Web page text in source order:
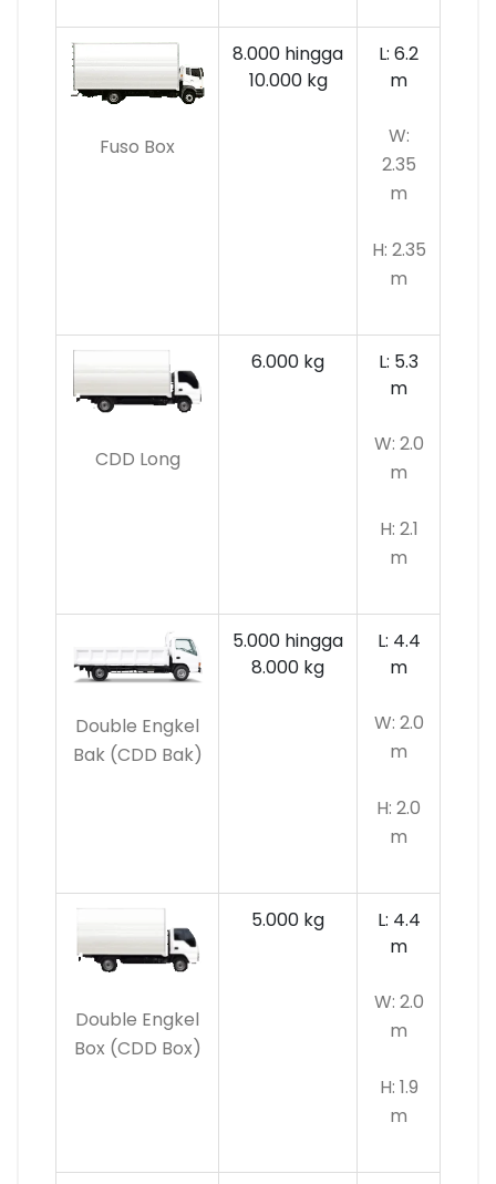
Fuso Box
8.000 hingga
10.000 kg
L: 6.2
m
W:
2.35
m
H: 2.35
m
CDD Long
6.000 kg
L: 5.3
m
W: 2.0
m
H: 2.1
m
Double Engkel
Bak (CDD Bak)
5.000 hingga
8.000 kg
L: 4.4
m
W: 2.0
m
H: 2.0
m
Double Engkel
Box (CDD Box)
5.000 kg
L: 4.4
m
W: 2.0
m
H: 1.9
m